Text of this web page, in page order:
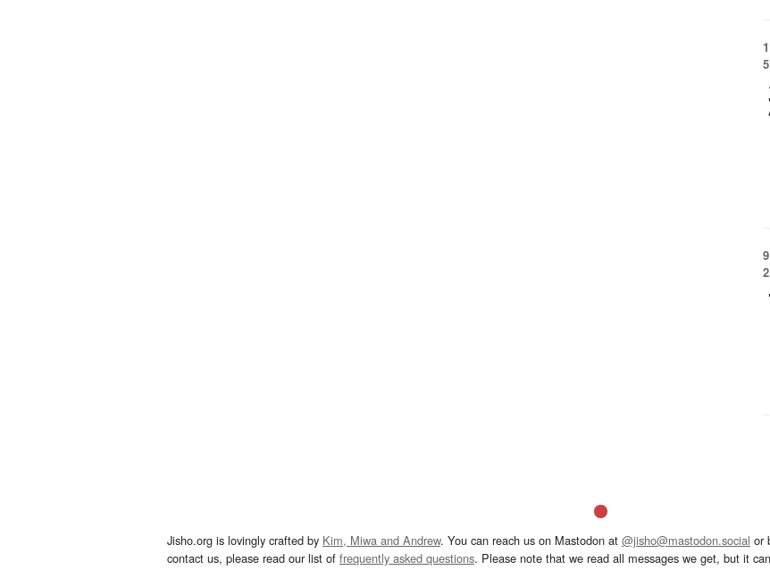
Jisho.org is lovingly crafted by Kim, Miwa and Andrew. You can reach us on Mastodon at @jisho@mastodon.social or
contact us, please read our list of frequently asked questions. Please note that we read all messages we get, but it